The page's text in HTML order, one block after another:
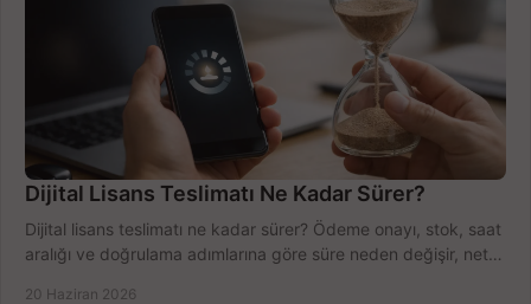
Dijital Lisans Teslimatı Ne Kadar Sürer?
Dijital lisans teslimatı ne kadar sürer? Ödeme onayı, stok, saat
aralığı ve doğrulama adımlarına göre süre neden değişir, net
20 Haziran 2026